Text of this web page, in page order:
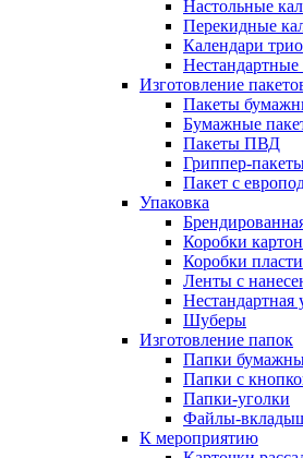
Настольные
Перекидные
Календари трио
Нестандартные
Изготовление
Пакеты
Бумажные
Пакеты ПВД
Гриппер-
Пакет с
Упаковка
Коробки
Коробки
Ленты с
Нестандартная
Шуберы
Изготовление папок
Папки
Папки с
Папки-уголки
Файлы-
К мероприятию